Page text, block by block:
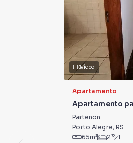
Vídeo
Apartamento
Apartamento
Partenon
Porto Alegre, RS
65m² 2 1